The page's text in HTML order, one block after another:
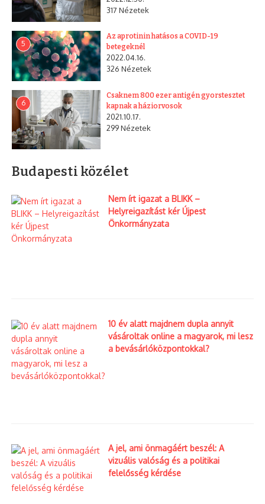
317 Nézetek
5
Az aprotinin hatásos a COVID-19
betegeknél
2022.04.16.
326 Nézetek
6
Csaknem 800 ezer antigén gyorstesztet
kapnak a háziorvosok
2021.10.17.
299 Nézetek
Budapesti közélet
Nem írt igazat a BLIKK –
Helyreigazítást kér Újpest
Önkormányzata
10 év alatt majdnem dupla annyit
vásároltak online a magyarok, mi lesz
a bevásárlóközpontokkal?
A jel, ami önmagáért beszél: A
vizuális valóság és a politikai
felelősség kérdése